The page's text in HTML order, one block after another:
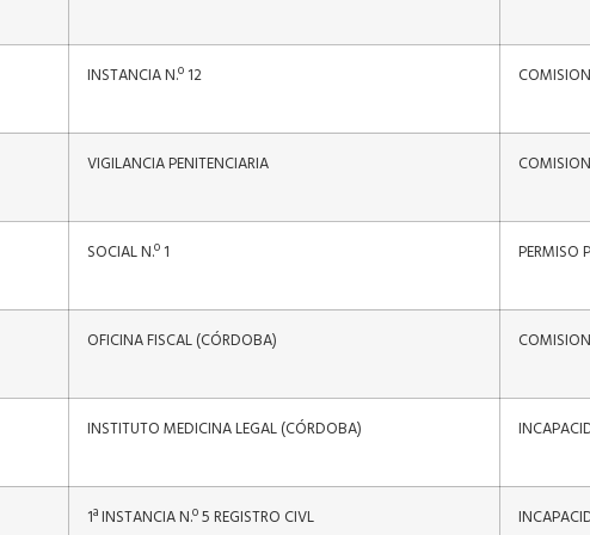
INSTANCIA N.º 12
VIGILANCIA PENITENCIARIA
SOCIAL N.º 1 PERMISO
OFICINA FISCAL (CÓRDOBA)
INSTITUTO MEDICINA LEGAL (CÓRDOBA)
1ª INSTANCIA N.º 5 REGISTRO CIVL